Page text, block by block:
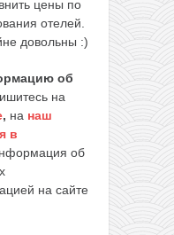
цены по
отелей.
довольны :)
об
на
, на наш
в
об
на сайте